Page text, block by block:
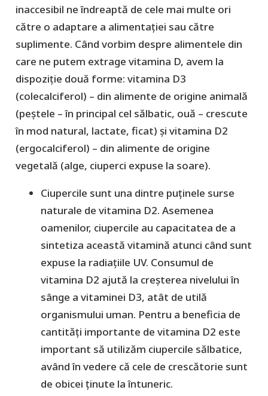
inaccesibil ne îndreaptă de cele mai multe ori
către o adaptare a alimentației sau către
suplimente. Când vorbim despre alimentele din
care ne putem extrage vitamina D, avem la
dispoziție două forme: vitamina D3
(colecalciferol) – din alimente de origine animală
(peștele – în principal cel sălbatic, ouă – crescute
în mod natural, lactate, ficat) și vitamina D2
(ergocalciferol) – din alimente de origine
vegetală (alge, ciuperci expuse la soare).
Ciupercile sunt una dintre puținele surse
naturale de vitamina D2. Asemenea
oamenilor, ciupercile au capacitatea de a
sintetiza această vitamină atunci când sunt
expuse la radiațiile UV. Consumul de
vitamina D2 ajută la creșterea nivelului în
sânge a vitaminei D3, atât de utilă
organismului uman. Pentru a beneficia de
cantități importante de vitamina D2 este
important să utilizăm ciupercile sălbatice,
având în vedere că cele de crescătorie sunt
de obicei ținute la întuneric.